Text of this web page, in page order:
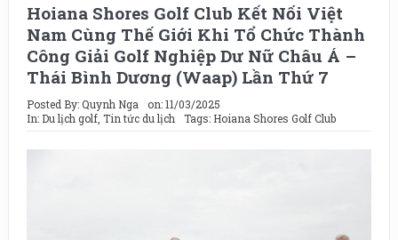
Hoiana Shores Golf Club Kết Nối Việt
Nam Cùng Thế Giới Khi Tổ Chức Thành
Công Giải Golf Nghiệp Dư Nữ Châu Á –
Thái Bình Dương (Waap) Lần Thứ 7
Posted By:Quynh Nga on:11/03/2025
In: Du lịch golf, Tin tức du lịch Tags: Hoiana Shores Golf Club